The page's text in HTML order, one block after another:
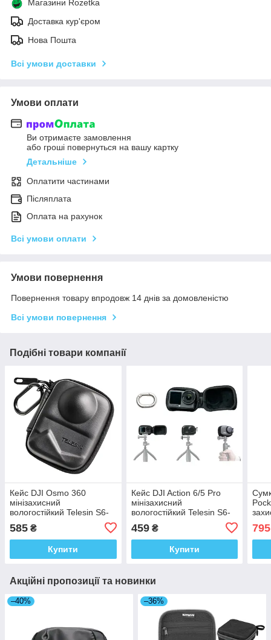
Магазини Rozetka
Доставка кур'єром
Нова Пошта
Всі умови доставки
Умови оплати
Ви отримаєте замовлення
або гроші повернуться на вашу картку
Детальніше
Оплатити частинами
Післяплата
Оплата на рахунок
Всі умови оплати
Умови повернення
Повернення товару впродовж 14 днів за домовленістю
Всі умови повернення
Подібні товари компанії
Кейс DJI Osmo 360
мінізахисний
вологостійкий Telesin S6-
585 ₴
Купити
Кейс DJI Action 6/5 Pro
мінізахисний
вологостійкий Telesin S6-
459₴
Купити
795
Акційні пропозиції та новинки
–40% –36%